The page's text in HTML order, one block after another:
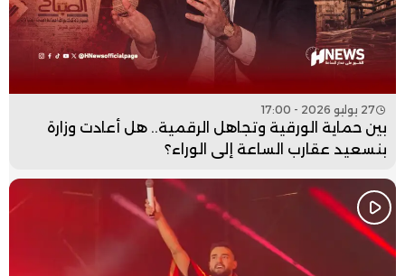
27 يوليو 2026 - 17:00
بين حماية الورقية وتجاهل الرقمية.. هل أعادت وزارة
بنسعيد عقارب الساعة إلى الوراء؟